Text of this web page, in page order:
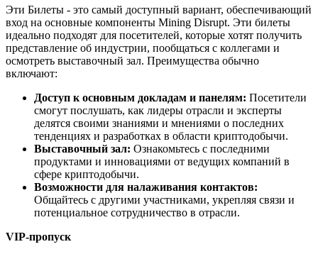
Эти Билеты - это самый доступный вариант, обеспечивающий
вход на основные компоненты Mining Disrupt. Эти билеты
идеально подходят для посетителей, которые хотят получить
представление об индустрии, пообщаться с коллегами и
осмотреть выставочный зал. Преимущества обычно
включают:
Доступ к основным докладам и панелям: Посетители
смогут послушать, как лидеры отрасли и эксперты
делятся своими знаниями и мнениями о последних
тенденциях и разработках в области криптодобычи.
Выставочный зал: Ознакомьтесь с последними
продуктами и инновациями от ведущих компаний в
сфере криптодобычи.
Возможности для налаживания контактов:
Общайтесь с другими участниками, укрепляя связи и
потенциальное сотрудничество в отрасли.
VIP-пропуск